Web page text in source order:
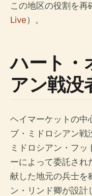
この地区の役割を再
Live）。
ハート・
アン戦没
ヘイマーケットの中
ブ・ミドロシアン戦
ミドロシアン・フ
ーによって委託され
献した地元の兵士を
ン・リンド卿が設計